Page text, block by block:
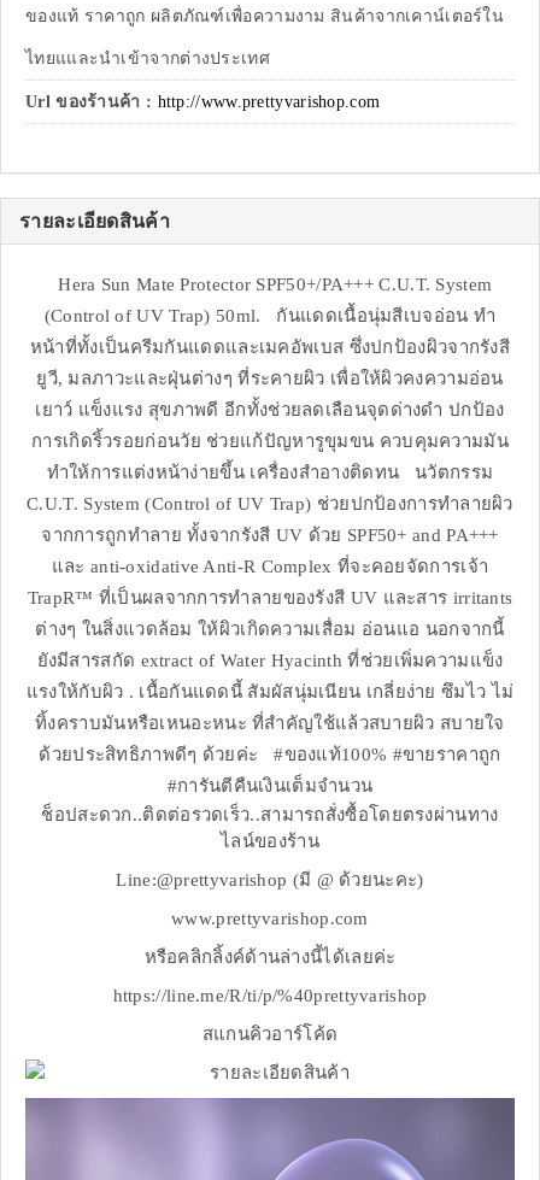
ของแท้ ราคาถูก ผลิตภัณฑ์เพื่อความงาม สินค้าจากเคาน์เตอร์ใน
ไทยแและนำเข้าจากต่างประเทศ
Url ของร้านค้า : http://www.prettyvarishop.com
รายละเอียดสินค้า
Hera Sun Mate Protector SPF50+/PA+++ C.U.T. System
(Control of UV Trap) 50ml. กันแดดเนื้อนุ่มสีเบจอ่อน ทำ
หน้าที่ทั้งเป็นครีมกันแดดและเมคอัพเบส ซึ่งปกป้องผิวจากรังสี
ยูวี, มลภาวะและฝุ่นต่างๆ ที่ระคายผิว เพื่อให้ผิวคงความอ่อน
เยาว์ แข็งแรง สุขภาพดี อีกทั้งช่วยลดเลือนจุดด่างดำ ปกป้อง
การเกิดริ้วรอยก่อนวัย ช่วยแก้ปัญหารูขุมขน ควบคุมความมัน
ทำให้การแต่งหน้าง่ายขึ้น เครื่องสำอางติดทน นวัตกรรม
C.U.T. System (Control of UV Trap) ช่วยปกป้องการทำลายผิว
จากการถูกทำลาย ทั้งจากรังสี UV ด้วย SPF50+ and PA+++
และ anti-oxidative Anti-R Complex ที่จะคอยจัดการเจ้า
TrapR™ ที่เป็นผลจากการทำลายของรังสี UV และสาร irritants
ต่างๆ ในสิ่งแวดล้อม ให้ผิวเกิดความเสื่อม อ่อนแอ นอกจากนี้
ยังมีสารสกัด extract of Water Hyacinth ที่ช่วยเพิ่มความแข็ง
แรงให้กับผิว . เนื้อกันแดดนี้ สัมผัสนุ่มเนียน เกลี่ยง่าย ซึมไว ไม่
ทิ้งคราบมันหรือเหนอะหนะ ที่สำคัญใช้แล้วสบายผิว สบายใจ
ด้วยประสิทธิภาพดีๆ ด้วยค่ะ #ของแท้100% #ขายราคาถูก
#การันตีคืนเงินเต็มจำนวน
ช็อปสะดวก..ติดต่อรวดเร็ว..สามารถสั่งซื้อโดยตรงผ่านทาง
ไลน์ของร้าน
Line:@prettyvarishop (มี @ ด้วยนะคะ)
www.prettyvarishop.com
หรือคลิกลิ้งค์ด้านล่างนี้ได้เลยค่ะ
https://line.me/R/ti/p/%40prettyvarishop
สแกนคิวอาร์โค้ด